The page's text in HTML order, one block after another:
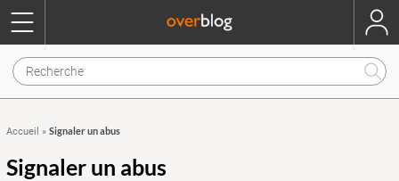
Accueil » Signaler un abus
Signaler un abus